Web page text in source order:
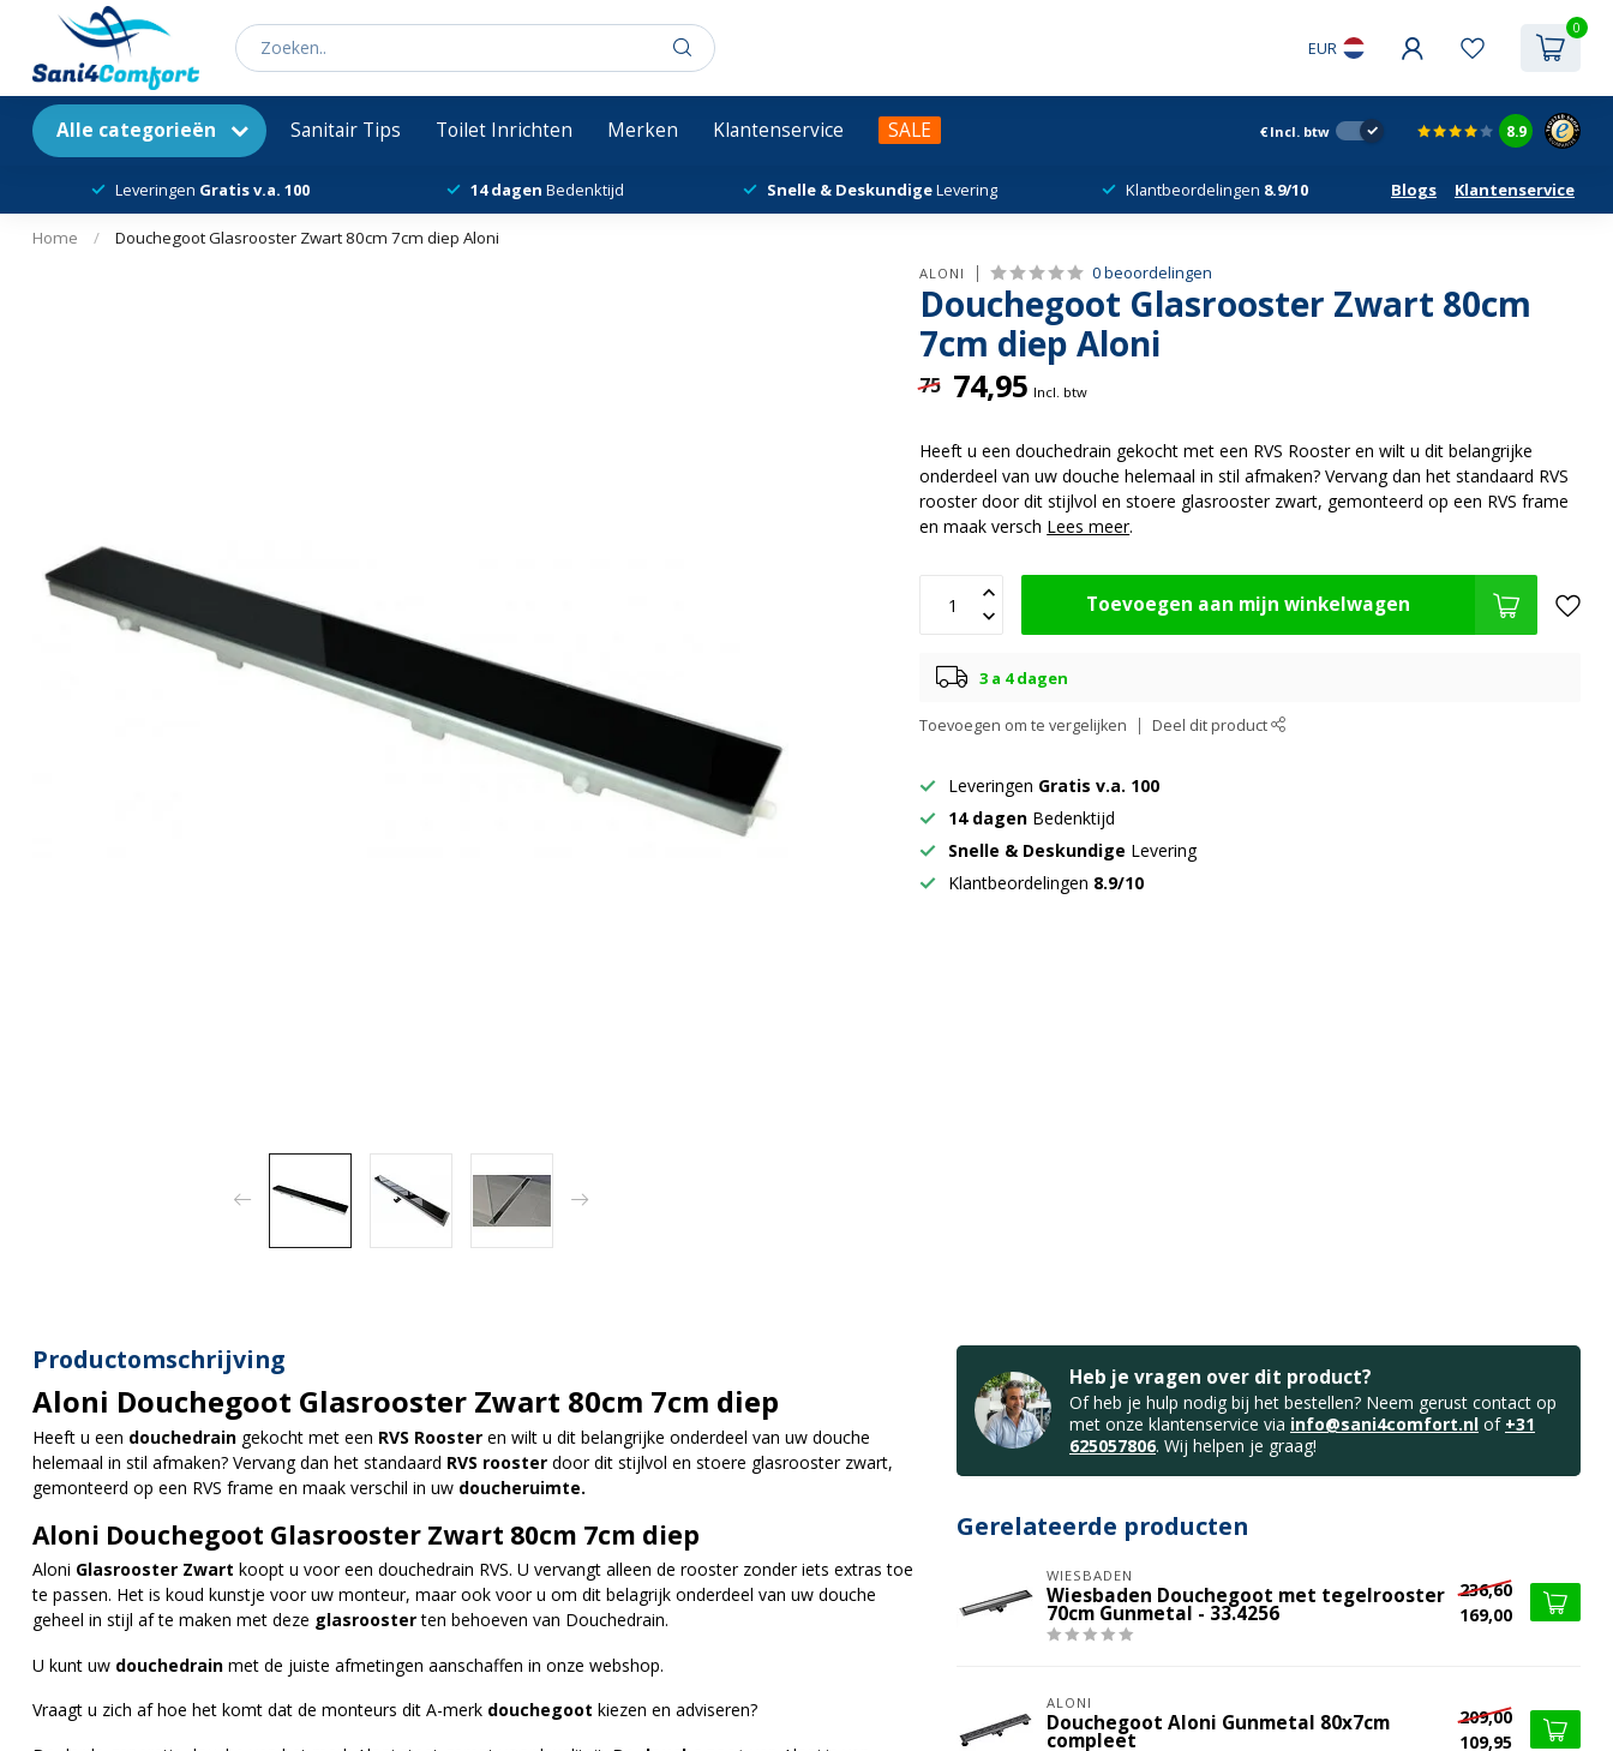
EUR
0
Alle categorieën Sanitair Tips Toilet Inrichten Merken Klantenservice SALE € Incl. btw 8.9
Leveringen Gratis v.a. 100 14 dagen Bedenktijd Snelle & DeskundigeLevering Klantbeordelingen 8.9/10 Blogs Klantenservice
Home / Douchegoot Glasrooster Zwart 80cm 7cm diep Aloni
ALONI 0 beoordelingen
Douchegoot Glasrooster Zwart 80cm
7cm diep Aloni
75 74,95 Incl. btw
Heeft u een douchedrain gekocht met een RVS Rooster en wilt u dit belangrijke
onderdeel van uw douche helemaal in stil afmaken? Vervang dan het standaard RVS
rooster door dit stijlvol en stoere glasrooster zwart, gemonteerd op een RVS frame
en maak versch Lees meer.
Toevoegen aan mijn winkelwagen
3 a 4 dagen
Toevoegen om te vergelijken Deel dit product
Leveringen Gratis v.a. 100
14 dagen Bedenktijd
Snelle & Deskundige Levering
Klantbeordelingen 8.9/10
Productomschrijving
Aloni Douchegoot Glasrooster Zwart 80cm 7cm diep
Heeft u een douchedrain gekocht met een RVS Rooster en wilt u dit belangrijke onderdeel van uw douche
helemaal in stil afmaken? Vervang dan het standaard RVS rooster door dit stijlvol en stoere glasrooster zwart,
gemonteerd op een RVS frame en maak verschil in uw doucheruimte.
Aloni Douchegoot Glasrooster Zwart 80cm 7cm diep
Aloni Glasrooster Zwart koopt u voor een douchedrain RVS. U vervangt alleen de rooster zonder iets extras toe
te passen. Het is koud kunstje voor uw monteur, maar ook voor u om dit belagrijk onderdeel van uw douche
geheel in stijl af te maken met deze glasroosterten behoeven van Douchedrain.
U kunt uw douchedrain met de juiste afmetingen aanschaffen in onze webshop.
Vraagt u zich af hoe het komt dat de monteurs dit A-merk douchegoot kiezen en adviseren?
Heb je vragen over dit product?
Of heb je hulp nodig bij het bestellen? Neem gerust contact op
met onze klantenservice via info@sani4comfort.nl of +31
625057806. Wij helpen je graag!
Gerelateerde producten
WIESBADEN
Wiesbaden Douchegoot met tegelrooster
70cm Gunmetal - 33.4256
236,60
169,00
ALONI
Douchegoot Aloni Gunmetal 80x7cm
compleet
209,00
109,95